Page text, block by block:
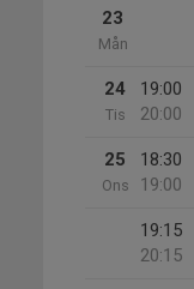
23
Mån
24
Tis
19:00
20:00
25
Ons
18:30
19:00
19:15
20:15